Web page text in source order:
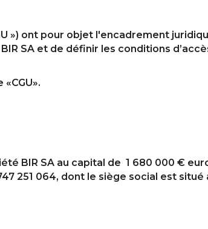
») ont pour objet l'encadrement
SA et de définir les conditions
BIR SA au capital de 1 680 000 €
251 064, dont le siège social est situé